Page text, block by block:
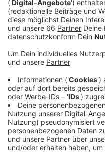
Anzeige
Mithilfe der
aufmerksam gemacht
wenn's fehlt, fällt's auf"
Unternehmen in
Media-Beiträgen oder
Homepage auf die
und 0. Neben den